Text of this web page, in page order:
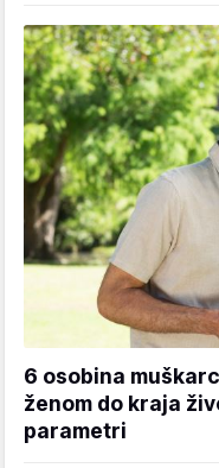
6 osobina
ženom do kraja
parametri